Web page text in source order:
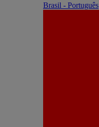
Brasil - Português